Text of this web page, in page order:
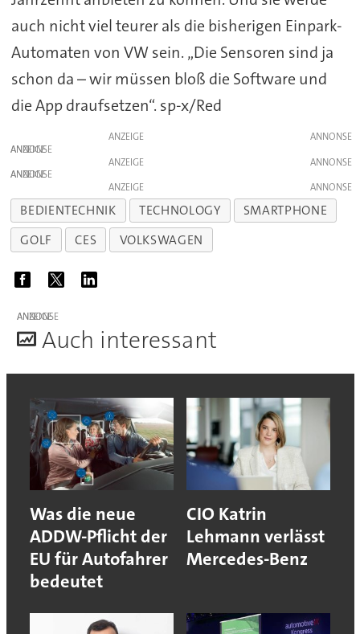
auch nicht viel teurer als die bisherigen Einpark-
Automaten von VW sein. „Die Sensoren sind ja
schon da – wir müssen bloß die Software und
die App draufsetzen“. sp-x/Red
ANZEIGE
ANZEIGE
ANZEIGE
ANZEIGE
ANZEIGE
BEDIENTECHNIK TECHNOLOGY
SMARTPHONE
GOLF
CES VOLKSWAGEN
ANZEIGE
Auch interessant
Was die neue
ADDW-Pflicht der
EU für Autofahrer
bedeutet
CIO Katrin
Lehmann verlässt
Mercedes-Benz